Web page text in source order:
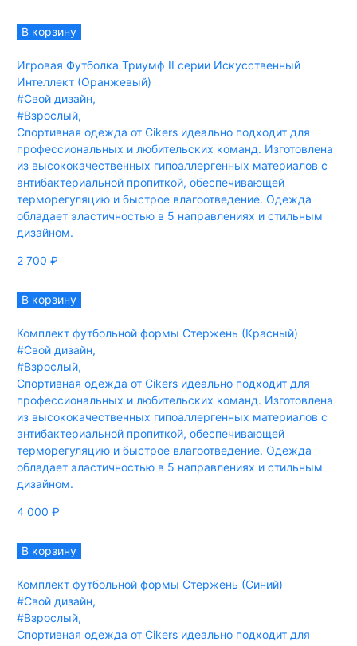
В корзину
Игровая Футболка Триумф II серии Искусственный
Интеллект (Оранжевый)
#Свой дизайн,
#Взрослый,
Спортивная одежда от Cikers идеально подходит для
профессиональных и любительских команд. Изготовлена
из высококачественных гипоаллергенных материалов с
антибактериальной пропиткой, обеспечивающей
терморегуляцию и быстрое влагоотведение. Одежда
обладает эластичностью в 5 направлениях и стильным
дизайном.
2 700 ₽
В корзину
Комплект футбольной формы Стержень (Красный)
#Свой дизайн,
#Взрослый,
Спортивная одежда от Cikers идеально подходит для
профессиональных и любительских команд. Изготовлена
из высококачественных гипоаллергенных материалов с
антибактериальной пропиткой, обеспечивающей
терморегуляцию и быстрое влагоотведение. Одежда
обладает эластичностью в 5 направлениях и стильным
дизайном.
4 000 ₽
В корзину
Комплект футбольной формы Стержень (Синий)
#Свой дизайн,
#Взрослый,
Спортивная одежда от Cikers идеально подходит для